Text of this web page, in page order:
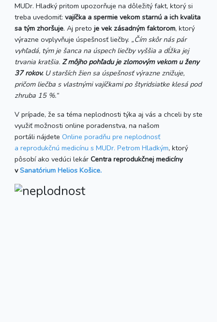
MUDr. Hladký pritom upozorňuje na dôležitý fakt, ktorý si
treba uvedomiť: vajíčka a spermie vekom starnú a ich kvalita
sa tým zhoršuje. Aj preto je vek zásadným faktorom, ktorý
výrazne ovplyvňuje úspešnosť liečby. „Čím skôr nás pár
vyhľadá, tým je šanca na úspech liečby vyššia a dĺžka jej
trvania kratšia. Z môjho pohľadu je zlomovým vekom u ženy
37 rokov.U starších žien sa úspešnosť výrazne znižuje,
pričom liečba s vlastnými vajíčkami po štyridsiatke klesá pod
zhruba 15 %.“
V prípade, že sa téma neplodnosti týka aj vás a chceli by ste
využiť možnosti online poradenstva, na našom
portáli nájdete Online poradňu pre neplodnosť
a reprodukčnú medicínu s MUDr. Petrom Hladkým, ktorý
pôsobí ako vedúci lekár Centra reprodukčnej medicíny
vSanatórium Helios Košice.